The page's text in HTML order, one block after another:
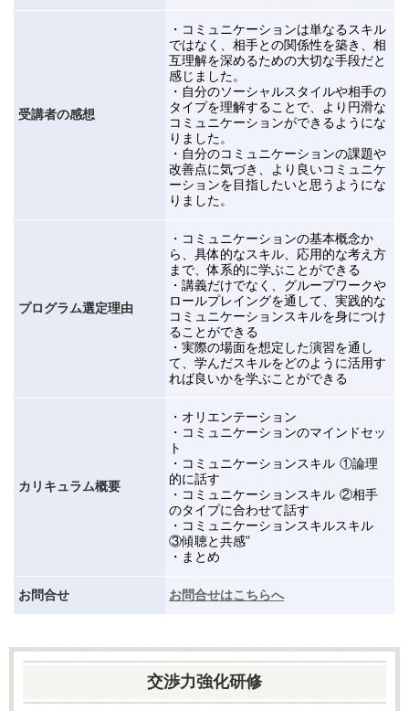
受講者の感想
・コミュニケーションは単なるスキル
ではなく、相手との関係性を築き、相
互理解を深めるための大切な手段だと
感じました。
・自分のソーシャルスタイルや相手の
タイプを理解することで、より円滑な
コミュニケーションができるようにな
りました。
・自分のコミュニケーションの課題や
改善点に気づき、より良いコミュニケ
ーションを目指したいと思うようにな
りました。
プログラム選定理由
・コミュニケーションの基本概念か
ら、具体的なスキル、応用的な考え方
まで、体系的に学ぶことができる
・講義だけでなく、グループワークや
ロールプレイングを通して、実践的な
コミュニケーションスキルを身につけ
ることができる
・実際の場面を想定した演習を通し
て、学んだスキルをどのように活用す
れば良いかを学ぶことができる
カリキュラム概要
・オリエンテーション
・コミュニケーションのマインドセッ
ト
・コミュニケーションスキル ①論理
的に話す
・コミュニケーションスキル ②相手
のタイプに合わせて話す
・コミュニケーションスキルスキル
③傾聴と共感"
・まとめ
お問合せ お問合せはこちらへ
交渉力強化研修